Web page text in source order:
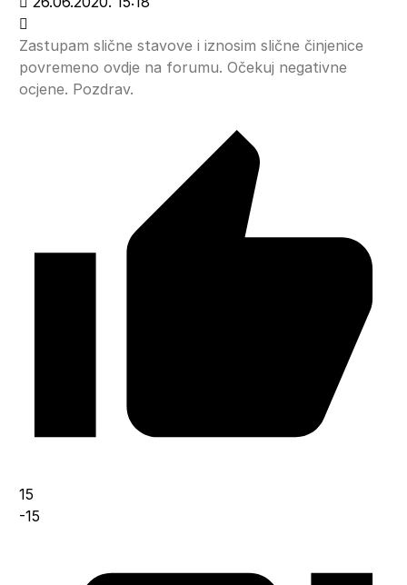
Zastupam slične stavove i iznosim slične činjenice
povremeno ovdje na forumu. Očekuj negativne
ocjene. Pozdrav.
15
-15